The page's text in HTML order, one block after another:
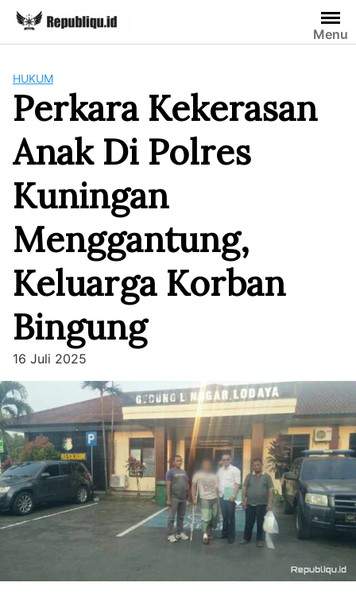
Skip
content
Menu
HUKUM
Perkara Kekerasan
Anak Di Polres
Kuningan
Menggantung,
Keluarga Korban
Bingung
16 Juli 2025